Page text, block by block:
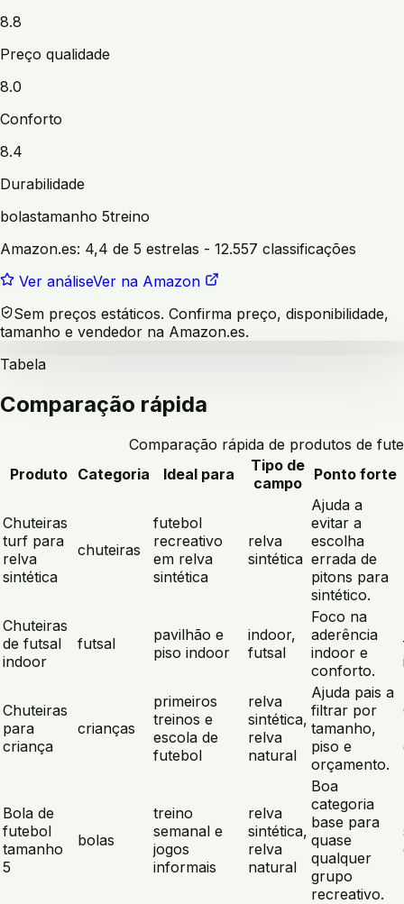
8.8
Preço qualidade
8.0
Conforto
8.4
Durabilidade
bolastamanho 5treino
Amazon.es: 4,4 de 5 estrelas - 12.557 classificações
Ver análiseVer na Amazon
Sem preços estáticos. Confirma preço, disponibilidade,
tamanho e vendedor na Amazon.es.
Tabela
Comparação rápida
Comparação rápida de produtos de
Produto
Categoria Ideal para
Tipo de
campo
Ponto forte
Chuteiras
turf para
relva
sintética
chuteiras
futebol
recreativo
em relva
sintética
relva
sintética
Ajuda a
evitar a
escolha
errada de
pitons para
sintético.
Chuteiras
de futsal
indoor
futsal
pavilhão e
piso indoor
indoor,
futsal
Foco na
aderência
indoor e
conforto.
Chuteiras
para
criança
crianças
primeiros
treinos e
escola de
futebol
relva
sintética,
relva
natural
Ajuda pais a
filtrar por
tamanho,
piso e
orçamento.
Bola de
futebol
tamanho
5
bolas
treino
semanal e
jogos
informais
relva
sintética,
relva
natural
Boa
categoria
base para
quase
qualquer
grupo
recreativo.